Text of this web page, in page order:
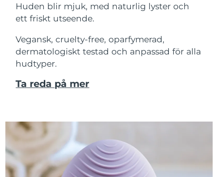
Huden blir mjuk, med naturlig lyster och
ett friskt utseende.
Vegansk, cruelty-free, oparfymerad,
dermatologiskt testad och anpassad för alla
hudtyper.
Ta reda på mer